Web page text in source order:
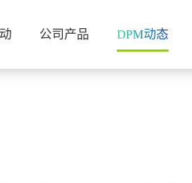
公司产品 DPM动态